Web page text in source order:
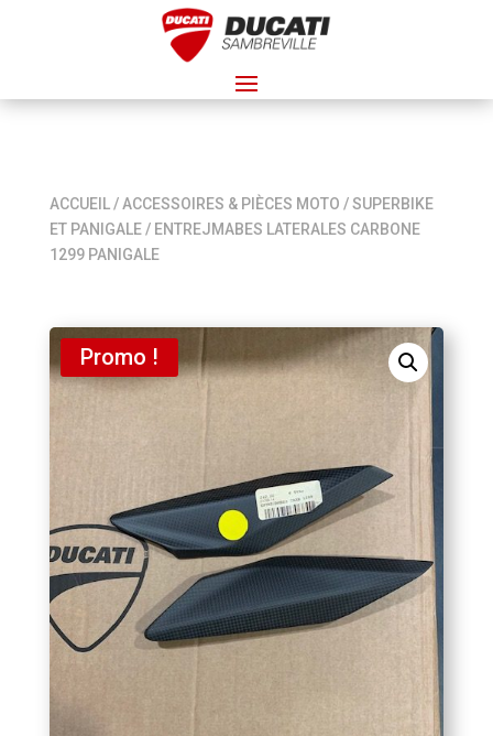
ACCUEIL/ ACCESSOIRES & PIÈCES MOTO /SUPERBIKE
ET PANIGALE/ ENTREJMABES LATERALES CARBONE
1299 PANIGALE
Promo !